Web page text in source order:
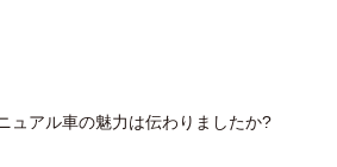
ュアル車の魅力は伝わりましたか?